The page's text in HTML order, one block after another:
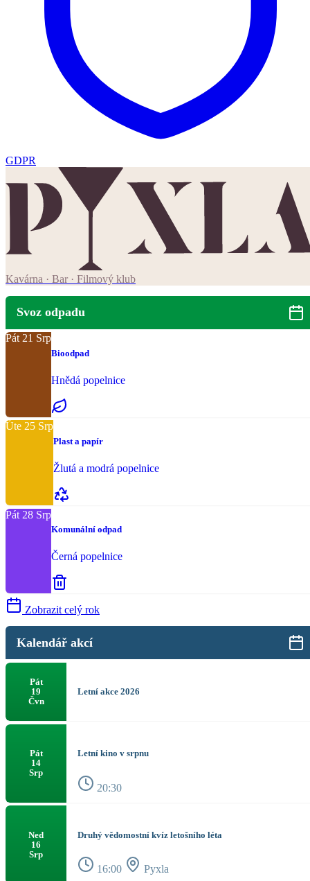
GDPR
Kavárna · Bar · Filmový klub
Svoz odpadu
Pát 21 Srp
Bioodpad
Hnědá popelnice
Úte 25 Srp
Plast a papír
Žlutá a modrá popelnice
Pát 28 Srp
Komunální odpad
Černá popelnice
Zobrazit celý rok
Kalendář akcí
Pát
19
Čvn
Letní akce 2026
Pát
14
Srp
Letní kino v srpnu
20:30
Ned
16
Srp
Druhý vědomostní kvíz letošního léta
16:00 Pyxla